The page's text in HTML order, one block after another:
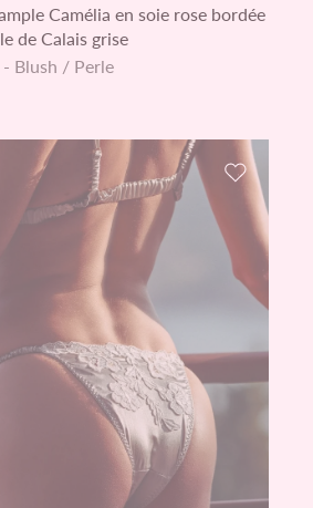
Camélia en soie rose bordée
de Calais grise
- Blush / Perle
de souhaits Ajouter à